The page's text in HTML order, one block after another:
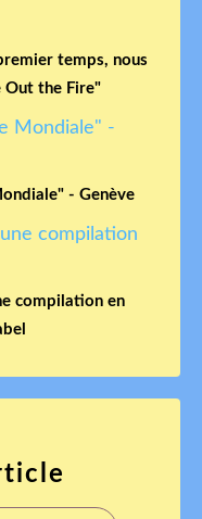
temps, nous
Out the Fire"
- Genève
compilation en